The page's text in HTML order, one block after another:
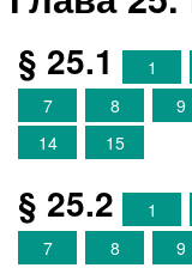
§ 25.1 1
7
8 9
14
15
§ 25.2 1
7
8 9